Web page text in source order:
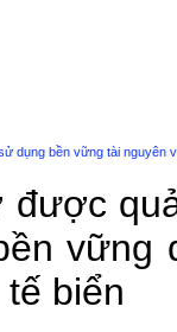
dụng bền vững tài nguyên
được
vững
biển